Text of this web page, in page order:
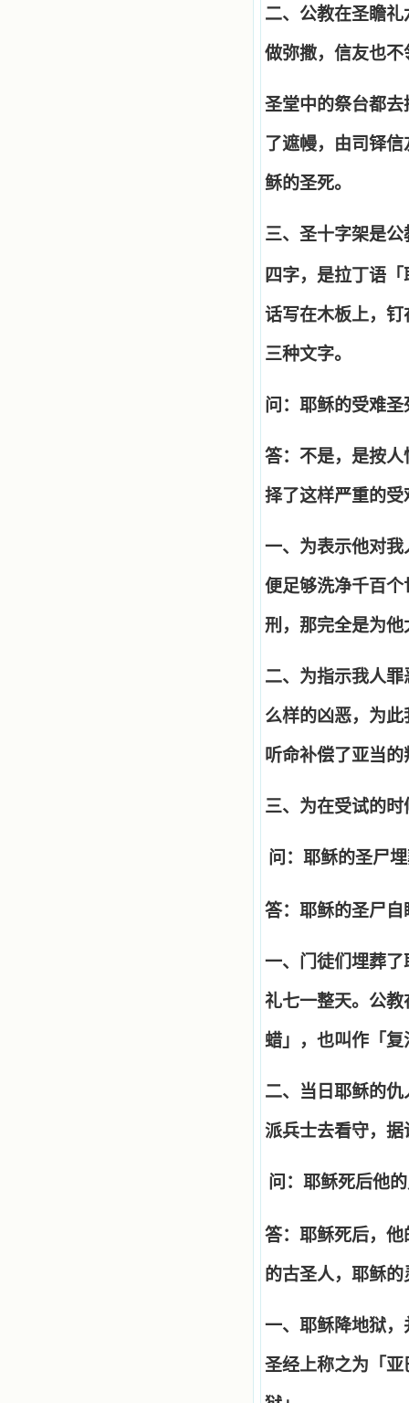
二、公教在圣瞻
做弥撒，信友也不
圣堂中的祭台都
了遮幔，由司铎
稣的圣死。
三、圣十字架是
四字，是拉丁语
话写在木板上，
三种文字。
问：耶稣的受难
答：不是，是按
择了这样严重的
一、为表示他对
便足够洗净千百
刑，那完全是为他
二、为指示我人
么样的凶恶，为
听命补偿了亚当
三、为在受试的
问：耶稣的圣尸
答：耶稣的圣尸
一、门徒们埋葬
礼七一整天。公
蜡」，也叫作「复
二、当日耶稣的
派兵士去看守，
问：耶稣死后他
答：耶稣死后，
的古圣人，耶稣
一、耶稣降地狱
圣经上称之为「